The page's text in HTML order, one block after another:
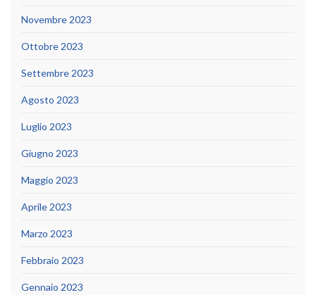
Novembre 2023
Ottobre 2023
Settembre 2023
Agosto 2023
Luglio 2023
Giugno 2023
Maggio 2023
Aprile 2023
Marzo 2023
Febbraio 2023
Gennaio 2023